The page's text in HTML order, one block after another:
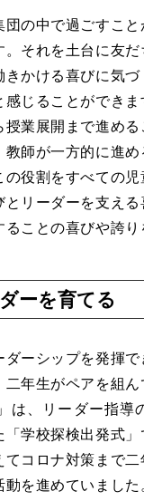
団の中で過ごすこと
。それを土台に友
きかける喜びに気
感じることができま
業展開まで進める
教師が一方的に進
の役割をすべての児
とリーダーを支え
ることの喜びや誇り
ーを育てる
ーシップを発揮で
二年生がペアを組
は、リーダー指導
「学校探検出発式
てコロナ対策まで
動を進めていまし